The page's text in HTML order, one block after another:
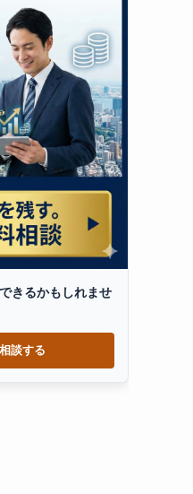
きるかもしれませ
談する